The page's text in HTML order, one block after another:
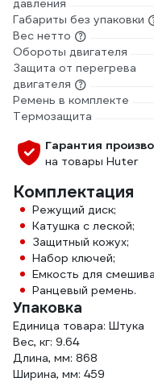
давления
Габариты без упаковки
Вес нетто
Обороты двигателя
Защита от перегрева
двигателя
Ремень в комплекте
Термозащита
Гарантия
на товары Huter
Комплектация
Режущий диск;
Катушка с леской;
Защитный кожух;
Набор ключей;
Емкость для
Ранцевый ремень.
Упаковка
Единица товара: Штука
Вес, кг: 9.64
Длина, мм: 868
Ширина, мм: 459